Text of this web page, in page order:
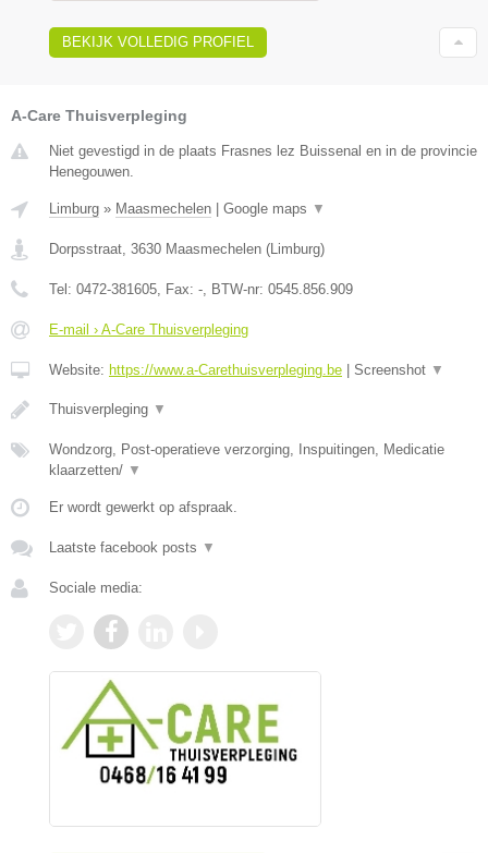
BEKIJK VOLLEDIG PROFIEL
A-Care Thuisverpleging
Niet gevestigd in de plaats Frasnes lez Buissenal en in de provincie
Henegouwen.
Limburg » Maasmechelen Google maps ▼
Dorpsstraat, 3630 Maasmechelen (Limburg)
Tel: 0472-381605, Fax: -, BTW-nr: 0545.856.909
E-mail › A-Care Thuisverpleging
Website: https://www.a-Carethuisverpleging.be Screenshot ▼
Thuisverpleging ▼
Wondzorg, Post-operatieve verzorging, Inspuitingen, Medicatie
klaarzetten/ ▼
Er wordt gewerkt op afspraak.
Laatste facebook posts ▼
Sociale media: